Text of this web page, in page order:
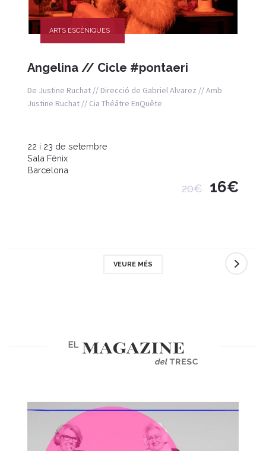
ARTS ESCÈNIQUES
Angelina // Cicle #pontaeri
De Justine Ruchat // Direcció de Gabriel Alvarez // Amb
Justine Ruchat // Cia Théâtre EnQuête
22 i 23 de setembre
Sala Fènix
Barcelona
20€ 16€
VEURE MÉS